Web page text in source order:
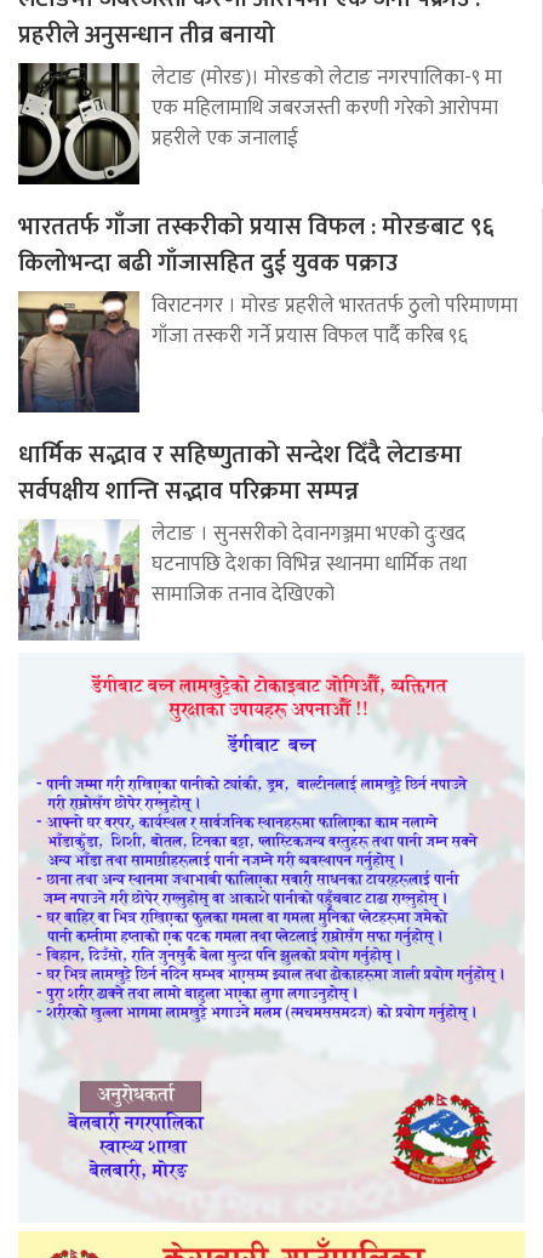
प्रहरीले अनुसन्धान तीव्र बनायो
लेटाङ (मोरङ)। मोरङको लेटाङ नगरपालिका-९ मा
एक महिलामाथि जबरजस्ती करणी गरेको आरोपमा
प्रहरीले एक जनालाई
भारततर्फ गाँजा तस्करीको प्रयास विफल : मोरङबाट ९६
किलोभन्दा बढी गाँजासहित दुई युवक पक्राउ
विराटनगर । मोरङ प्रहरीले भारततर्फ ठुलो परिमाणमा
गाँजा तस्करी गर्ने प्रयास विफल पार्दै करिब ९६
धार्मिक सद्भाव र सहिष्णुताको सन्देश दिँदै लेटाङमा
सर्वपक्षीय शान्ति सद्भाव परिक्रमा सम्पन्न
लेटाङ । सुनसरीको देवानगञ्जमा भएको दुःखद
घटनापछि देशका विभिन्न स्थानमा धार्मिक तथा
सामाजिक तनाव देखिएको